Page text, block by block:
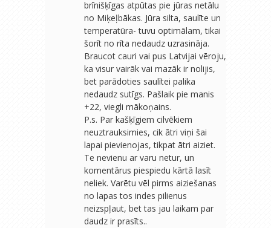
brīnišķīgas atpūtas pie jūras netālu
no Miķeļbākas. Jūra silta, saulīte un
temperatūra- tuvu optimālam, tikai
šorīt no rīta nedaudz uzrasināja.
Braucot cauri vai pus Latvijai vēroju,
ka visur vairāk vai mazāk ir nolijis,
bet parādoties saulītei palika
nedaudz sutīgs. Pašlaik pie manis
+22, viegli mākoņains.
P.s. Par kašķīgiem cilvēkiem
neuztrauksimies, cik ātri viņi šai
lapai pievienojas, tikpat ātri aiziet.
Te nevienu ar varu netur, un
komentārus piespiedu kārtā lasīt
neliek. Varētu vēl pirms aiziešanas
no lapas tos indes pilienus
neizspļaut, bet tas jau laikam par
daudz ir prasīts..